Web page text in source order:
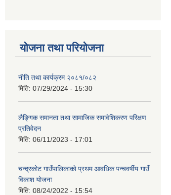
योजना तथा परियोजना
नीति तथा कार्यक्रम २०८१/०८२
मिति: 07/29/2024 - 15:30
लैङ्गिक समानता तथा सामाजिक समावेशिकरण परिक्षण
प्रतिवेदन
मिति: 06/11/2023 - 17:01
चन्द्रकोट गाउँपालिकाको प्रथम आवधिक पन्चवर्षीय गाउँ
विकाश योजना
मिति: 08/24/2022 - 15:54